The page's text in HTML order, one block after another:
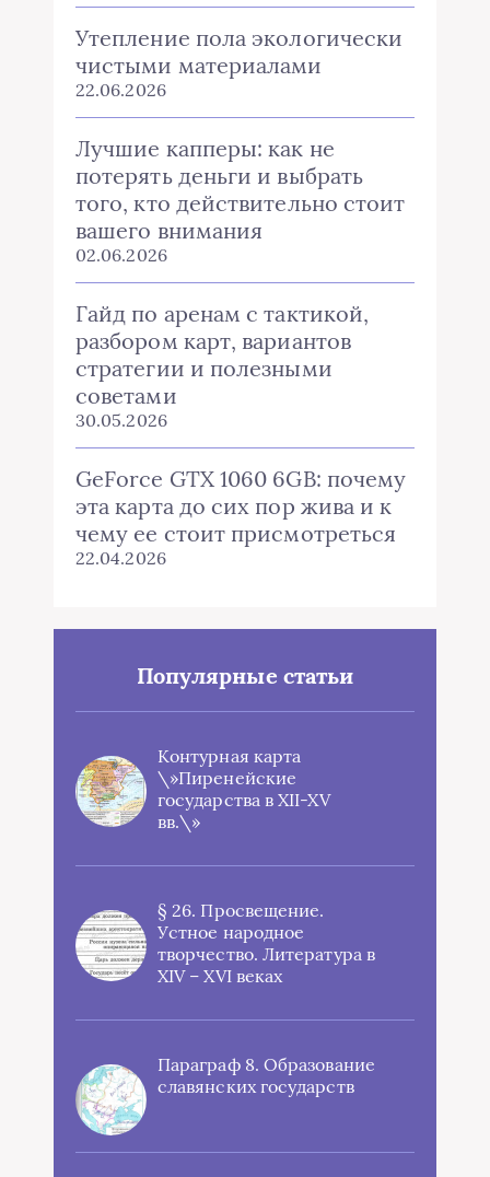
Утепление пола экологически
чистыми материалами
22.06.2026
Лучшие капперы: как не
потерять деньги и выбрать
того, кто действительно стоит
вашего внимания
02.06.2026
Гайд по аренам с тактикой,
разбором карт, вариантов
стратегии и полезными
советами
30.05.2026
GeForce GTX 1060 6GB: почему
эта карта до сих пор жива и к
чему ее стоит присмотреться
22.04.2026
Популярные статьи
Контурная карта
\»Пиренейские
государства в XII-XV
вв.\»
§ 26. Просвещение.
Устное народное
творчество. Литература в
XIV – XVI веках
Параграф 8. Образование
славянских государств